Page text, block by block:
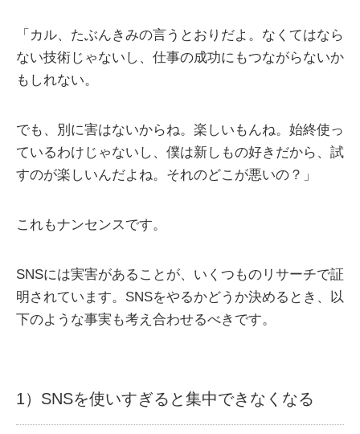
「カル、たぶんきみの言うとおりだよ。なくてはなら
ない技術じゃないし、仕事の成功にもつながらないか
もしれない。
でも、別に害はないからね。楽しいもんね。始終使っ
ているわけじゃないし、僕は新しもの好きだから、試
すのが楽しいんだよね。それのどこが悪いの？」
これもナンセンスです。
SNSには実害があることが、いくつものリサーチで証
明されています。SNSをやるかどうか決めるとき、以
下のような事実も考え合わせるべきです。
1）SNSを使いすぎると集中できなくなる